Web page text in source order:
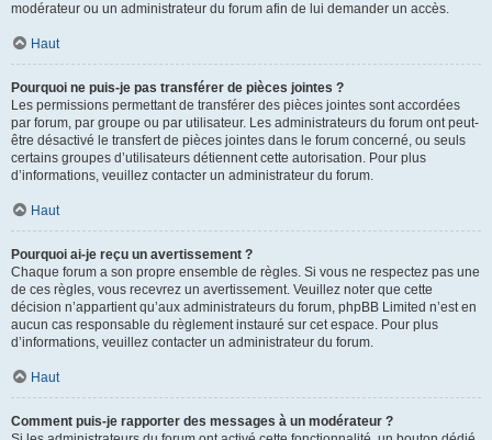
modérateur ou un administrateur du forum afin de lui demander un accès.
Haut
Pourquoi ne puis-je pas transférer de pièces jointes ?
Les permissions permettant de transférer des pièces jointes sont accordées
par forum, par groupe ou par utilisateur. Les administrateurs du forum ont peut-
être désactivé le transfert de pièces jointes dans le forum concerné, ou seuls
certains groupes d’utilisateurs détiennent cette autorisation. Pour plus
d’informations, veuillez contacter un administrateur du forum.
Haut
Pourquoi ai-je reçu un avertissement ?
Chaque forum a son propre ensemble de règles. Si vous ne respectez pas une
de ces règles, vous recevrez un avertissement. Veuillez noter que cette
décision n’appartient qu’aux administrateurs du forum, phpBB Limited n’est en
aucun cas responsable du règlement instauré sur cet espace. Pour plus
d’informations, veuillez contacter un administrateur du forum.
Haut
Comment puis-je rapporter des messages à un modérateur ?